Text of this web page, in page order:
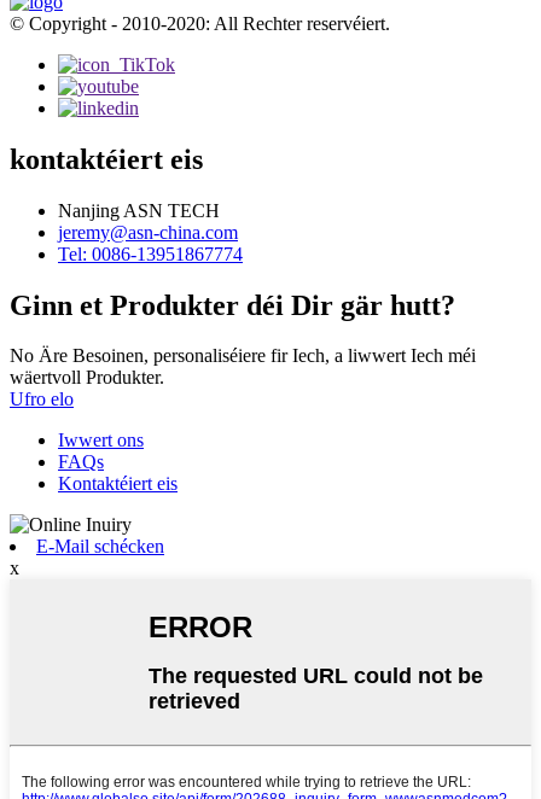
© Copyright - 2010-2020: All Rechter reservéiert.
kontaktéiert eis
Nanjing ASN TECH
jeremy@asn-china.com
Tel: 0086-13951867774
Ginn et Produkter déi Dir gär hutt?
No Äre Besoinen, personaliséiere fir Iech, a liwwert Iech méi
wäertvoll Produkter.
Ufro elo
Iwwert ons
FAQs
Kontaktéiert eis
E-Mail schécken
x